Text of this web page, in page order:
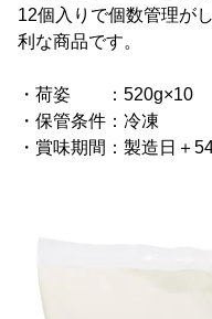
12個入りで個数管理が
利な商品です。
・荷姿 ：520g×10
・保管条件：冷凍
・賞味期間：製造日＋